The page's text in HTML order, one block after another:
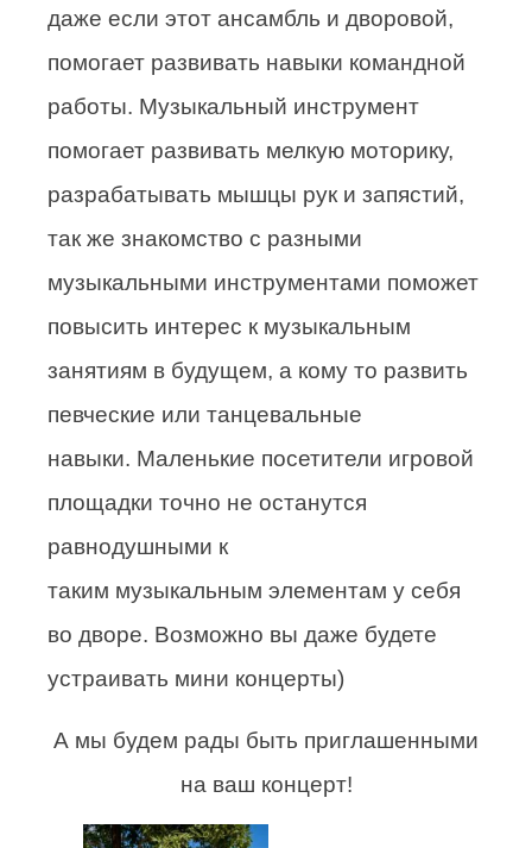
даже если этот ансамбль и дворовой,
помогает развивать навыки командной
работы. Музыкальный инструмент
помогает развивать мелкую моторику,
разрабатывать мышцы рук и запястий,
так же знакомство с разными
музыкальными инструментами поможет
повысить интерес к музыкальным
занятиям в будущем, а кому то развить
певческие или танцевальные
навыки. Маленькие посетители игровой
площадки точно не останутся
равнодушными к
таким музыкальным элементам у себя
во дворе. Возможно вы даже будете
устраивать мини концерты)
А мы будем рады быть приглашенными
на ваш концерт!